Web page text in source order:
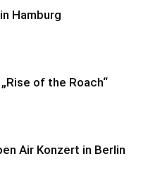
Hamburg
of the Roach“
Air Konzert in Berlin